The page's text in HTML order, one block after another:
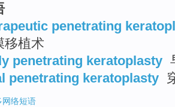
penetrating
移植术
penetrating keratoplasty
penetrating keratoplasty
网络短语